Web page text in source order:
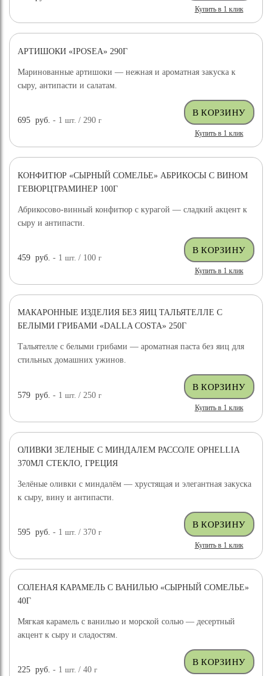
Купить в 1 клик
АРТИШОКИ «IPOSEA» 290Г
Маринованные артишоки — нежная и ароматная закуска к
сыру, антипасти и салатам.
695 руб. - 1шт. / 290г
Купить в 1 клик
КОНФИТЮР «СЫРНЫЙ СОМЕЛЬЕ» АБРИКОСЫ С ВИНОМ
ГЕВЮРЦТРАМИНЕР 100Г
Абрикосово-винный конфитюр с курагой — сладкий акцент к
сыру и антипасти.
459 руб. - 1шт. / 100г
Купить в 1 клик
МАКАРОННЫЕ ИЗДЕЛИЯ БЕЗ ЯИЦ ТАЛЬЯТЕЛЛЕ С
БЕЛЫМИ ГРИБАМИ «DALLA COSTA» 250Г
Тальятелле с белыми грибами — ароматная паста без яиц для
стильных домашних ужинов.
579 руб. - 1шт. / 250г
Купить в 1 клик
ОЛИВКИ ЗЕЛЕНЫЕ С МИНДАЛЕМ РАССОЛЕ OPHELLIA
370МЛ СТЕКЛО, ГРЕЦИЯ
Зелёные оливки с миндалём — хрустящая и элегантная закуска
к сыру, вину и антипасти.
595 руб. - 1шт. / 370г
Купить в 1 клик
СОЛЕНАЯ КАРАМЕЛЬ С ВАНИЛЬЮ «СЫРНЫЙ СОМЕЛЬЕ»
40Г
Мягкая карамель с ванилью и морской солью — десертный
акцент к сыру и сладостям.
225 руб. - 1шт. / 40г